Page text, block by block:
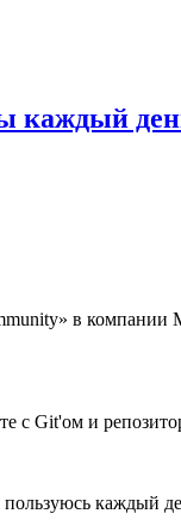
каждый
в компании
с Git'ом и
каждый